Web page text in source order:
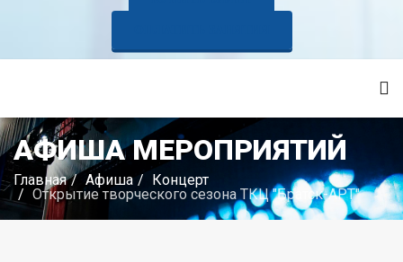
АФИША МЕРОПРИЯТИЙ
Главная Афиша
Концерт
Открытие творческого сезона ТКЦ "Братск-АРТ"